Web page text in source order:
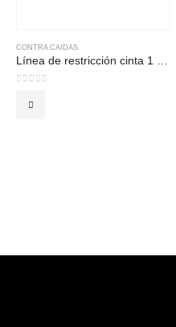
CONTRA CAIDAS
Línea de restricción cinta 1 pulgada regulable